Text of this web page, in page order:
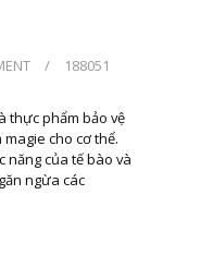
/
188051
thực phẩm bảo vệ
cho cơ thể.
năng của tế bào và
ngừa các